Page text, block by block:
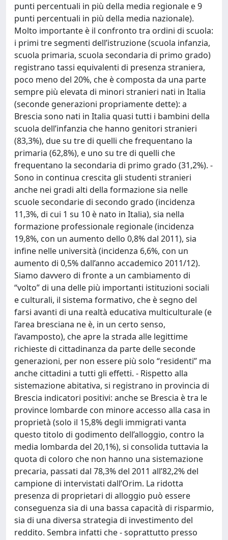
punti percentuali in più della media regionale e 9
punti percentuali in più della media nazionale).
Molto importante è il confronto tra ordini di scuola:
i primi tre segmenti dell’istruzione (scuola infanzia,
scuola primaria, scuola secondaria di primo grado)
registrano tassi equivalenti di presenza straniera,
poco meno del 20%, che è composta da una parte
sempre più elevata di minori stranieri nati in Italia
(seconde generazioni propriamente dette): a
Brescia sono nati in Italia quasi tutti i bambini della
scuola dell’infanzia che hanno genitori stranieri
(83,3%), due su tre di quelli che frequentano la
primaria (62,8%), e uno su tre di quelli che
frequentano la secondaria di primo grado (31,2%). -
Sono in continua crescita gli studenti stranieri
anche nei gradi alti della formazione sia nelle
scuole secondarie di secondo grado (incidenza
11,3%, di cui 1 su 10 è nato in Italia), sia nella
formazione professionale regionale (incidenza
19,8%, con un aumento dello 0,8% dal 2011), sia
infine nelle università (incidenza 6,6%, con un
aumento di 0,5% dall’anno accademico 2011/12).
Siamo davvero di fronte a un cambiamento di
“volto” di una delle più importanti istituzioni sociali
e culturali, il sistema formativo, che è segno del
farsi avanti di una realtà educativa multiculturale (e
l’area bresciana ne è, in un certo senso,
l’avamposto), che apre la strada alle legittime
richieste di cittadinanza da parte delle seconde
generazioni, per non essere più solo “residenti” ma
anche cittadini a tutti gli effetti. - Rispetto alla
sistemazione abitativa, si registrano in provincia di
Brescia indicatori positivi: anche se Brescia è tra le
province lombarde con minore accesso alla casa in
proprietà (solo il 15,8% degli immigrati vanta
questo titolo di godimento dell’alloggio, contro la
media lombarda del 20,1%), si consolida tuttavia la
quota di coloro che non hanno una sistemazione
precaria, passati dal 78,3% del 2011 all’82,2% del
campione di intervistati dall’Orim. La ridotta
presenza di proprietari di alloggio può essere
conseguenza sia di una bassa capacità di risparmio,
sia di una diversa strategia di investimento del
reddito. Sembra infatti che - soprattutto presso